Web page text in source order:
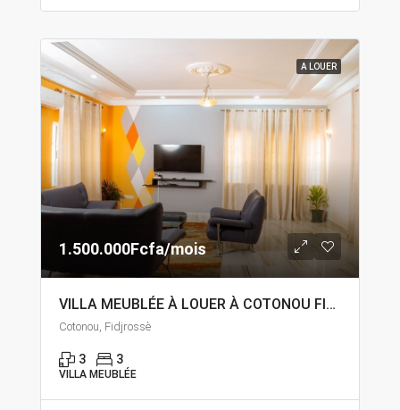
A LOUER
1.500.000Fcfa/mois
VILLA MEUBLÉE À LOUER À COTONOU FIDJROSSÈ
Cotonou, Fidjrossè
3 3
VILLA MEUBLÉE